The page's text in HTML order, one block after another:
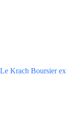
Le Krach Boursier